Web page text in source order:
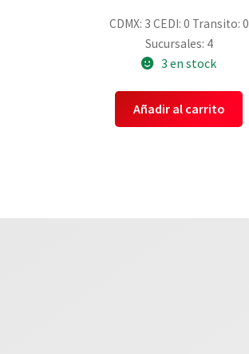
CDMX: 3 CEDI: 0 Transito: 0
Sucursales: 4
3 en stock
Añadir al carrito